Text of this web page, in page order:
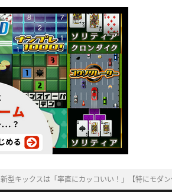
新型キックスは「率直にカッコいい！」【特にモダ